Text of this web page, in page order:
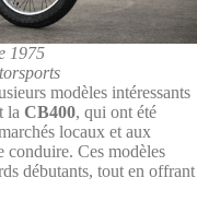
1975
modèles intéressants
la CB400, qui ont été
locaux et aux
conduire. Ces modèles
débutants, tout en offrant